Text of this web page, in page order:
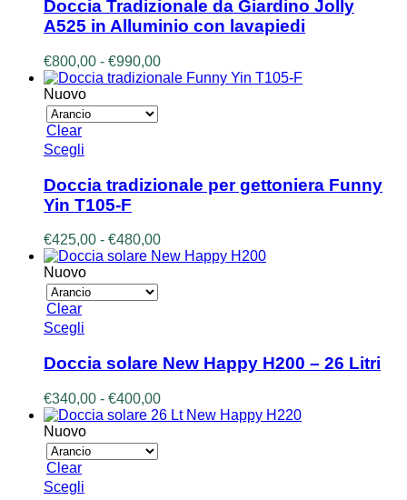
più
varianti.
Le
opzioni
possono
essere
scelte
prodotto
Doccia Tradizionale da Giardino Jolly
A525 in Alluminio con lavapiedi
€800,00 - €990,00Fascia
di
Nuovo
Clear
Scegli
ha
più
varianti.
Le
opzioni
possono
essere
scelte
prodotto
Doccia tradizionale per gettoniera Funny
Yin T105-F
€425,00 - €480,00Fascia
di
Nuovo
Clear
Scegli
ha
più
varianti.
Le
opzioni
possono
essere
nella
Doccia solare New Happy H200 – 26 Litri
€340,00 - €400,00Fascia
di
Nuovo
Clear
Scegli